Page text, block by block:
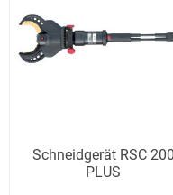
Schneidgerät RSC 200
PLUS